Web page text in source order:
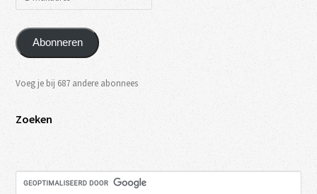
Abonneren
Voeg je bij 687 andere abonnees
Zoeken